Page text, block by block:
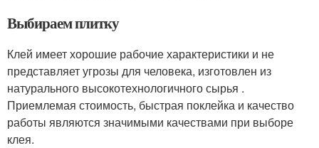
Выбираем плитку
Клей имеет хорошие рабочие характеристики и не
представляет угрозы для человека, изготовлен из
натурального высокотехнологичного сырья .
Приемлемая стоимость, быстрая поклейка и качество
работы являются значимыми качествами при выборе
клея.